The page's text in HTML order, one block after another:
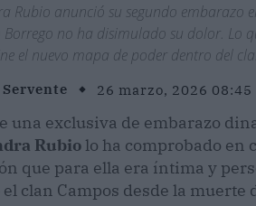
Rubio anunció su segundo embarazo
Borrego no ha disimulado su dolor. Lo
el nuevo mapa de poder dentro del
26 marzo, 2026 08:45
una exclusiva de embarazo
Rubio lo ha comprobado en
que para ella era íntima y
clan Campos desde la muerte